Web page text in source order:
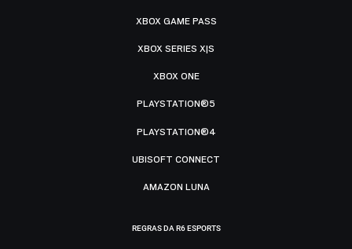
XBOX GAME PASS
XBOX SERIES X|S
XBOX ONE
PLAYSTATION®5
PLAYSTATION®4
UBISOFT CONNECT
AMAZON LUNA
REGRAS DA R6 ESPORTS